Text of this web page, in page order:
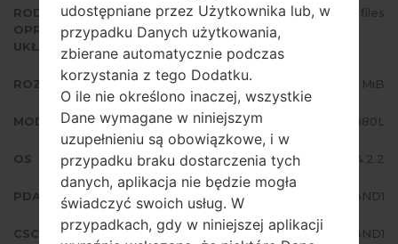
RODZAJ
OPROGRAMOWANIA
UKŁADOWEGO
4 files
ROZMIAR PLIKU 929.61 MiB
MODEL Samsung GT-I9080L
OS Android Jelly Bean 4.2.2
PDA/AP WERSJA I9080LUBUBND1
CSC WERSJA I9080LCHEBND1
udostępniane przez Użytkownika lub, w
przypadku Danych użytkowania,
zbierane automatycznie podczas
korzystania z tego Dodatku.
O ile nie określono inaczej, wszystkie
Dane wymagane w niniejszym
uzupełnieniu są obowiązkowe, i w
przypadku braku dostarczenia tych
danych, aplikacja nie będzie mogła
świadczyć swoich usług. W
przypadkach, gdy w niniejszej aplikacji